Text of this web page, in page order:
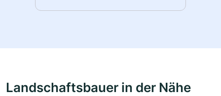
Landschaftsbauer in der Nähe